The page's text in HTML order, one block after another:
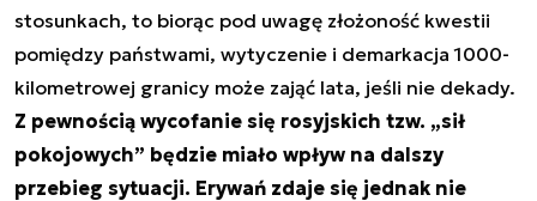
stosunkach, to biorąc pod uwagę złożoność kwestii
pomiędzy państwami, wytyczenie i demarkacja 1000-
kilometrowej granicy może zająć lata, jeśli nie dekady.
Z pewnością wycofanie się rosyjskich tzw. „sił
pokojowych” będzie miało wpływ na dalszy
przebieg sytuacji. Erywań zdaje się jednak nie